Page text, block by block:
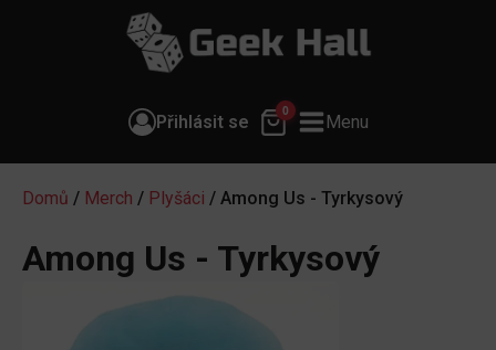
Přihlásit se
0
Menu
Domů / Merch / Plyšáci / Among Us - Tyrkysový
Among Us - Tyrkysový